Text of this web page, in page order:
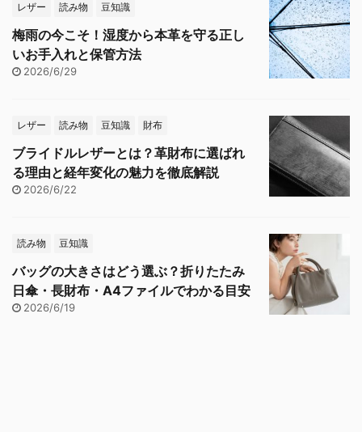
レザー 読み物 豆知識
梅雨の今こそ！湿度から本革を守る正し
いお手入れと保管方法
2026/6/29
レザー 読み物 豆知識 財布
ブライドルレザーとは？革財布に選ばれ
る理由と経年変化の魅力を徹底解説
2026/6/22
読み物 豆知識
バッグの大きさはどう選ぶ？折りたたみ
日傘・長財布・A4ファイルでわかる目安
2026/6/19